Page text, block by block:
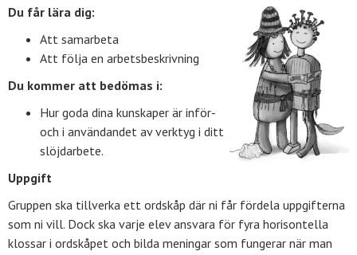
Du får lära dig:
Att samarbeta
Att följa en arbetsbeskrivning
Du kommer att bedömas i:
Hur goda dina kunskaper är inför-
och i användandet av verktyg i ditt
slöjdarbete.
Uppgift
Gruppen ska tillverka ett ordskåp där ni får fördela uppgifterna
som ni vill. Dock ska varje elev ansvara för fyra horisontella
klossar i ordskåpet och bilda meningar som fungerar när man